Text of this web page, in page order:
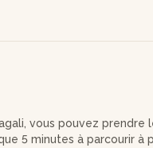
vous pouvez prendre
5 minutes à parcourir à